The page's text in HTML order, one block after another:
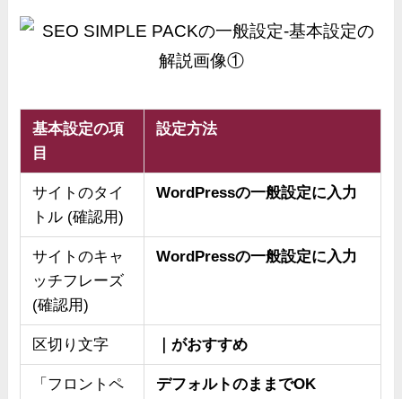
基本設定の項
目
設定方法
サイトのタイ
トル (確認用)
WordPressの一般設定に入力
サイトのキャ
ッチフレーズ
(確認用)
WordPressの一般設定に入力
区切り文字 ｜がおすすめ
「フロントペ
デフォルトのままでOK